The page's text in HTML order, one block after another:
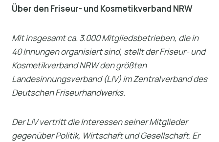
Über den Friseur- und Kosmetikverband NRW
Mit insgesamt ca. 3.000 Mitgliedsbetrieben, die in
40 Innungen organisiert sind, stellt der Friseur- und
Kosmetikverband NRW den größten
Landesinnungsverband (LIV) im Zentralverband des
Deutschen Friseurhandwerks.
Der LIV vertritt die Interessen seiner Mitglieder
gegenüber Politik, Wirtschaft und Gesellschaft. Er